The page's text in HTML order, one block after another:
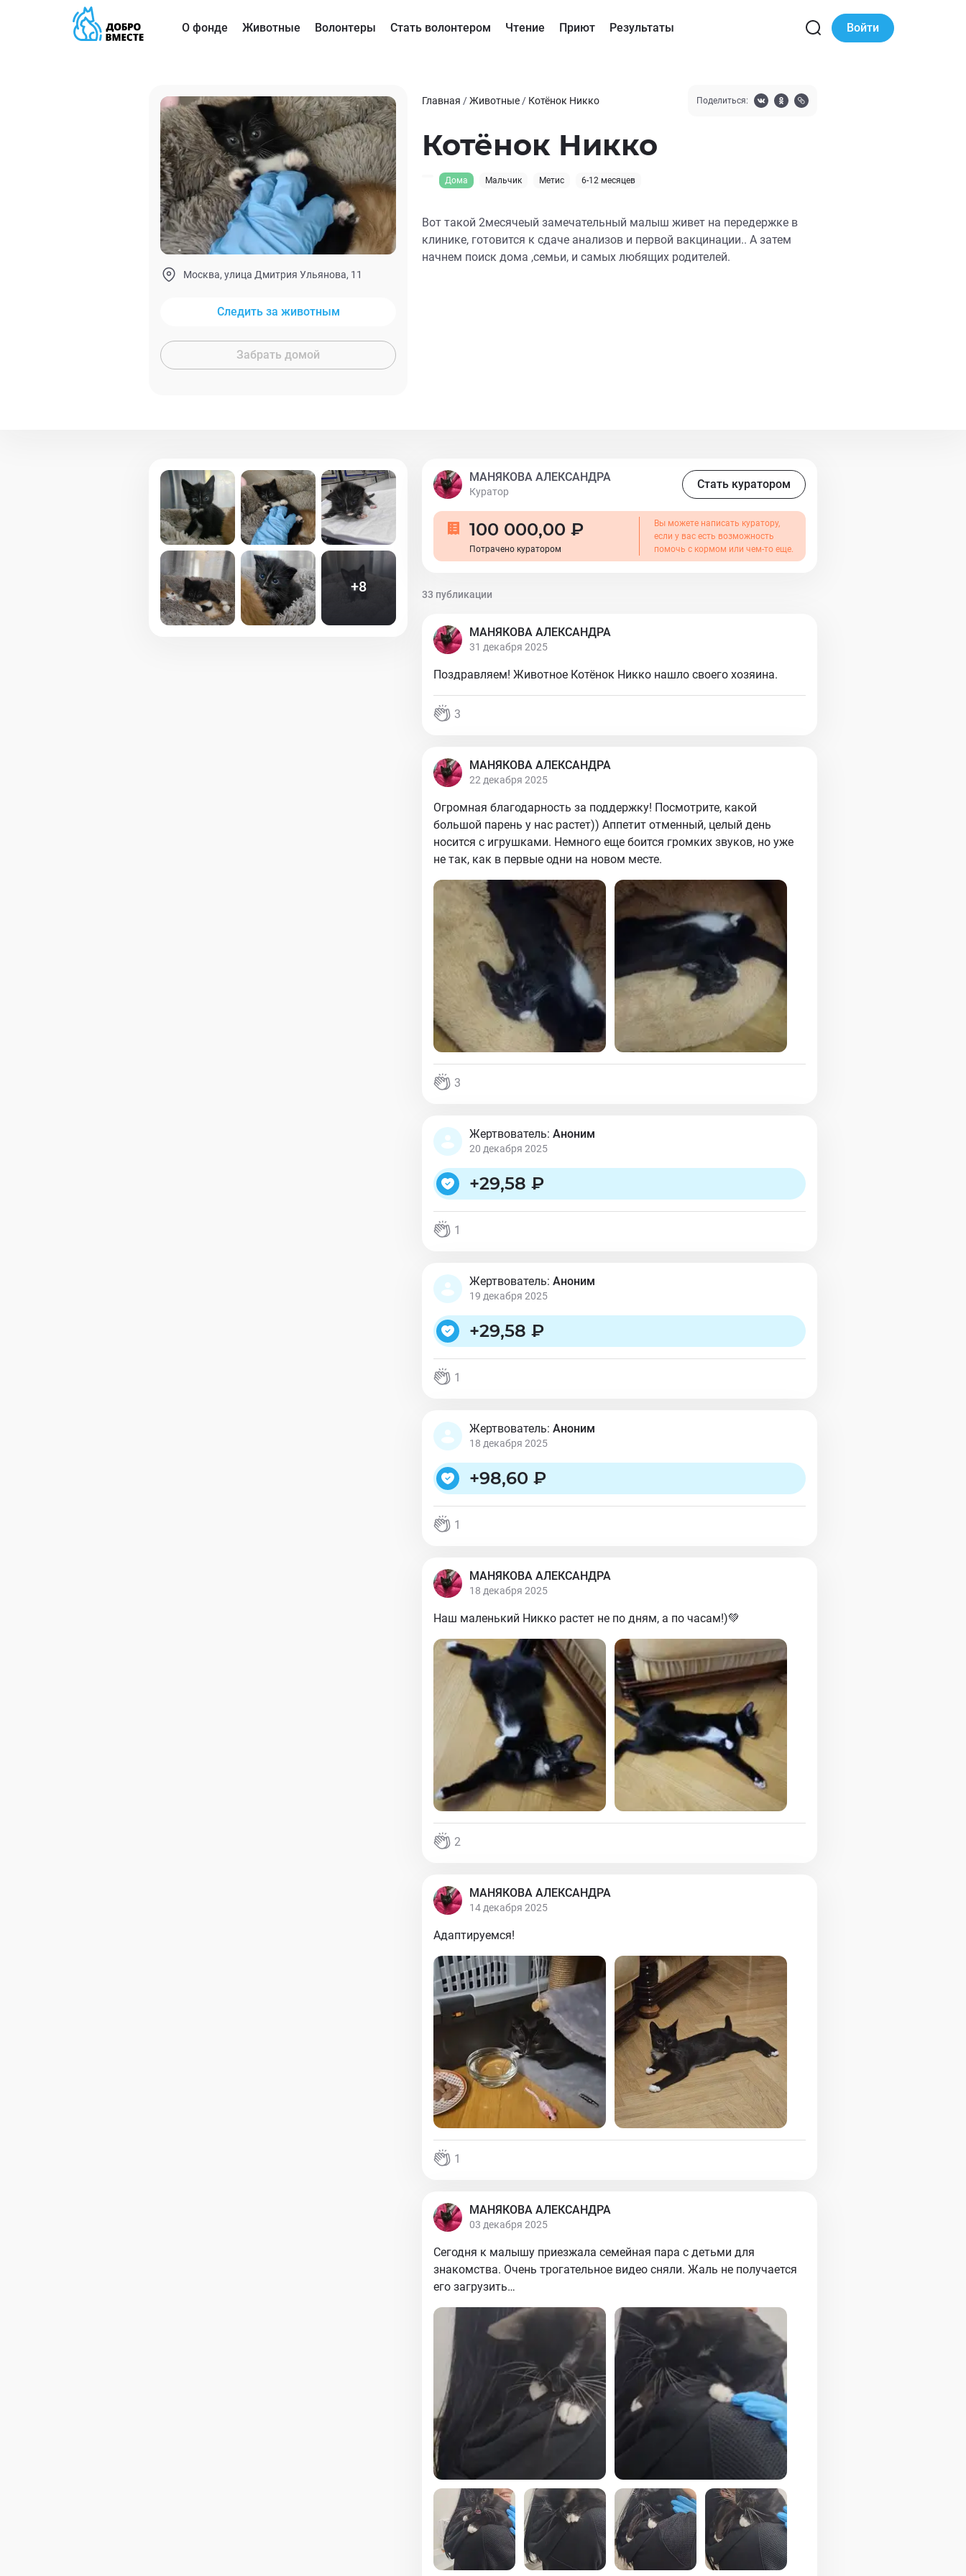
О фонде Животные Волонтеры Стать волонтером Чтение Приют Результаты Войти
Москва, улица Дмитрия Ульянова, 11
Следить за животным
Забрать домой
Главная /Животные / Котёнок Никко Поделиться:
Котёнок Никко
Дома Мальчик Метис 6-12 месяцев
Вот такой 2месячеый замечательный малыш живет на передержке в
клинике, готовится к сдаче анализов и первой вакцинации.. А затем
начнем поиск дома ,семьи, и самых любящих родителей.
+8
МАНЯКОВА АЛЕКСАНДРА
Куратор
Стать куратором
100 000,00 ₽
Потрачено куратором
Вы можете написать куратору,
если у вас есть возможность
помочь с кормом или чем-то еще.
33 публикации
МАНЯКОВА АЛЕКСАНДРА
31 декабря 2025
Поздравляем! Животное Котёнок Никко нашло своего хозяина.
3
МАНЯКОВА АЛЕКСАНДРА
22 декабря 2025
Огромная благодарность за поддержку! Посмотрите, какой
большой парень у нас растет)) Аппетит отменный, целый день
носится с игрушками. Немного еще боится громких звуков, но уже
не так, как в первые одни на новом месте.
3
Жертвователь: Аноним
20 декабря 2025
+29,58 ₽
1
Жертвователь: Аноним
19 декабря 2025
+29,58 ₽
1
Жертвователь: Аноним
18 декабря 2025
+98,60 ₽
1
МАНЯКОВА АЛЕКСАНДРА
18 декабря 2025
Наш маленький Никко растет не по дням, а по часам!)💚
2
МАНЯКОВА АЛЕКСАНДРА
14 декабря 2025
Адаптируемся!
1
МАНЯКОВА АЛЕКСАНДРА
03 декабря 2025
Сегодня к малышу приезжала семейная пара с детьми для
знакомства. Очень трогательное видео сняли. Жаль не получается
его загрузить…